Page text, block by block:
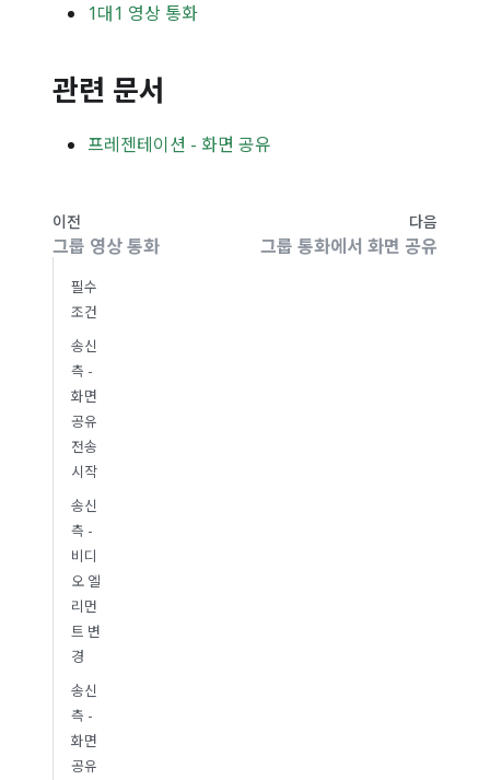
1대1 영상 통화
관련 문서
프레젠테이션 - 화면 공유
이전
그룹 영상 통화
다음
그룹 통화에서 화면 공유
필수
조건
송신
측 -
화면
공유
전송
시작
송신
측 -
비디
오 엘
리먼
트 변
경
송신
측 -
화면
공유